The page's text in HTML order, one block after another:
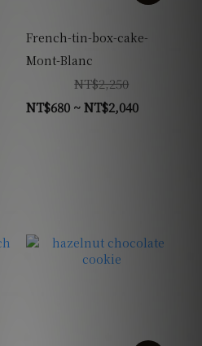
French-tin-box-cake-
Mont-Blanc
NT$2,250
NT$680 ~ NT$2,040